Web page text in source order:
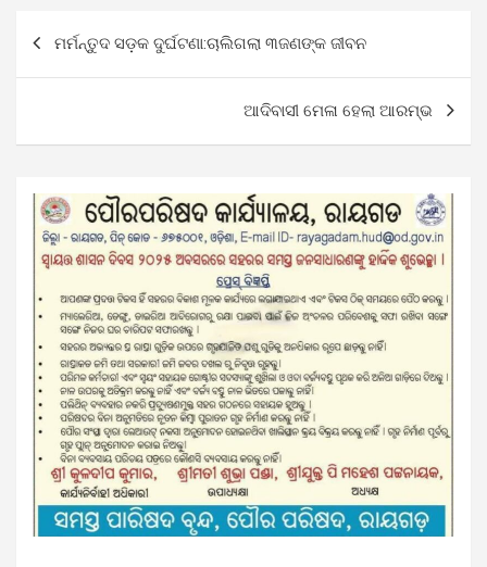
navigation
ମର୍ମନ୍ତୁଦ ସଡ଼କ ଦୁର୍ଘଟଣା:ଚାଲିଗଲା ୩ଜଣଙ୍କ ଜୀବନ
ଆଦିବାସୀ ମେଳା ହେଲା ଆରମ୍ଭ